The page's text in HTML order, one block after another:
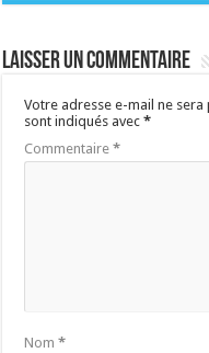
Laisser un commentaire
Votre adresse e-mail ne sera
sont indiqués avec*
Commentaire*
Nom*